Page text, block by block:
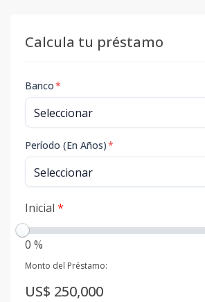
Calcula tu préstamo
Banco*
Período (En Años)*
Inicial *
0 %
Monto del Préstamo:
US$ 250,000